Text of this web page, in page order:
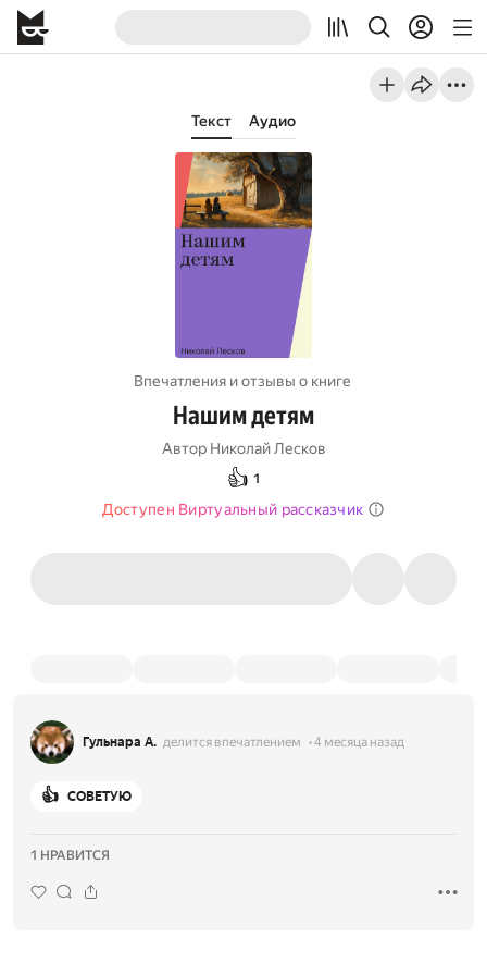
Текст Аудио
Впечатления и отзывы о книге
Нашим детям
Автор Николай Лесков
👍 1
Доступен Виртуальный рассказчик
Гульнара А. делится впечатлением 4 месяца назад
👍 СОВЕТУЮ
1 НРАВИТСЯ